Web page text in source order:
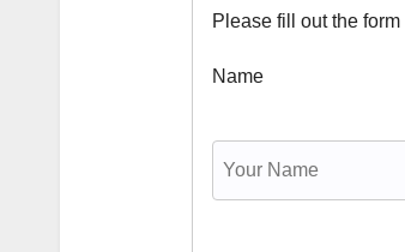
Please fill out the
Name